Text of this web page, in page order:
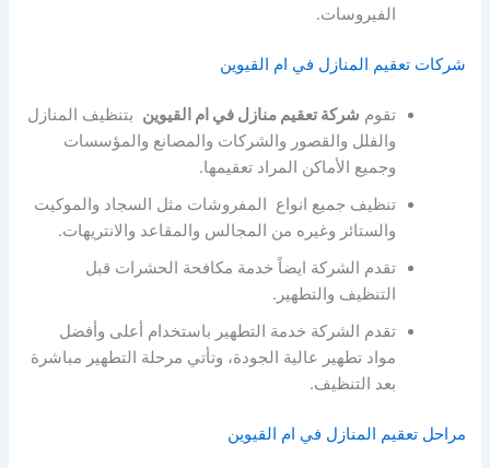
الفيروسات.
شركات تعقيم المنازل في ام القيوين
تقوم شركة تعقيم منازل في ام القيوين بتنظيف المنازل
والفلل والقصور والشركات والمصانع والمؤسسات
وجميع الأماكن المراد تعقيمها.
تنظيف جميع انواع المفروشات مثل السجاد والموكيت
والستائر وغيره من المجالس والمقاعد والانتريهات.
تقدم الشركة ايضاً خدمة مكافحة الحشرات قبل
التنظيف والتطهير.
تقدم الشركة خدمة التطهير باستخدام أعلى وأفضل
مواد تطهير عالية الجودة، وتأتي مرحلة التطهير مباشرة
بعد التنظيف.
مراحل تعقيم المنازل في ام القيوين